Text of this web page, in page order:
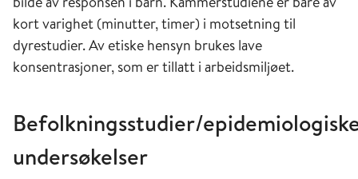
Langtidseksponering for trafikkrelatert
luftforurens­ning kan bidra til KOLS-utvikling
hos individer med økt følsomhet som f.eks
diabetikere og astmatikere [11]. Individer som
sykdommen ved å puste inn forurenset luft [12].
Arvelige faktorer spiller også inn når det gjelder
kort varighet (minutter, timer) i motsetning til
dyrestudier. Av etiske hensyn brukes lave
konsentrasjoner, som er tillatt i arbeidsmiljøet.
Befolkningsstudier/
undersøkelser